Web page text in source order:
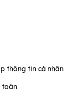
thông tin cá nhân
toán